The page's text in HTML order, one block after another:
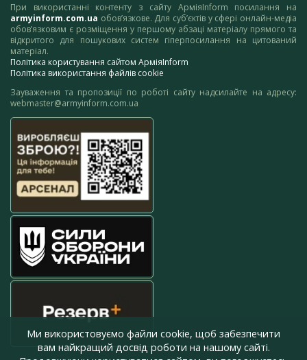
При використанні контенту з сайту АрміяInform посилання на
armyinform.com.ua обов’язкове. Для суб’єктів у сфері онлайн-медіа
обов’язковим є розміщення у першому абзаці матеріалу прямого та
відкритого для пошукових систем гіперпосилання на цитований
матеріал.
Політика користування сайтом АрміяInform
Політика використання файлів cookie
Зауваження та пропозиції по роботі сайту надсилайте на адресу:
webmaster@armyinform.com.ua
Ми використовуємо файли cookie, щоб забезпечити
вам найкращий досвід роботи на нашому сайті.